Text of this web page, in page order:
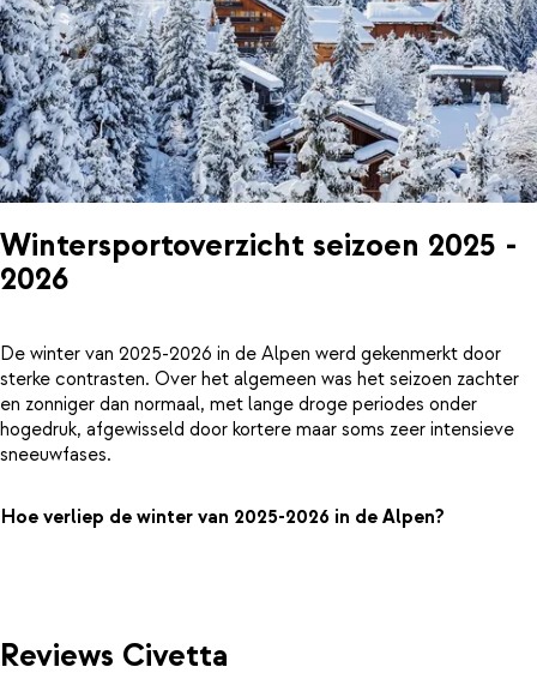
Wintersportoverzicht seizoen 2025 -
2026
De winter van 2025-2026 in de Alpen werd gekenmerkt door
sterke contrasten. Over het algemeen was het seizoen zachter
en zonniger dan normaal, met lange droge periodes onder
hogedruk, afgewisseld door kortere maar soms zeer intensieve
sneeuwfases.
Hoe verliep de winter van 2025-2026 in de Alpen?
Reviews Civetta